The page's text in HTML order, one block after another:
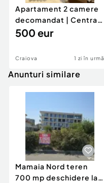
Apartament 2 camere
decomandat | Centrală
proprie | 60 mp |
500 eur
Craiova 1 zi în urmă
Anunturi similare
Mamaia Nord teren
700 mp deschidere la